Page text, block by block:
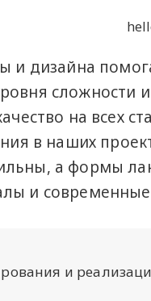
и дизайна
сложности
на всех
в наших
а формы
и
и